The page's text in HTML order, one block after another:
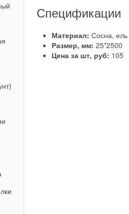
Спецификации
Материал: Сосна, ель
Размер, мм: 25*2500
Цена за шт, руб: 105